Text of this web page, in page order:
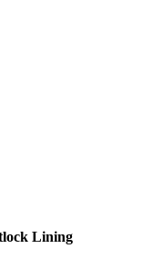
Lining